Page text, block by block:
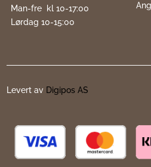
Man-fre kl 10-17:00
Lørdag 10-15:00
Levert av Digipos AS